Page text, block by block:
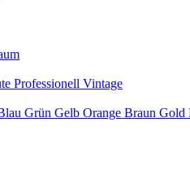
Professionell Vintage
Grün Gelb Orange Braun Gold